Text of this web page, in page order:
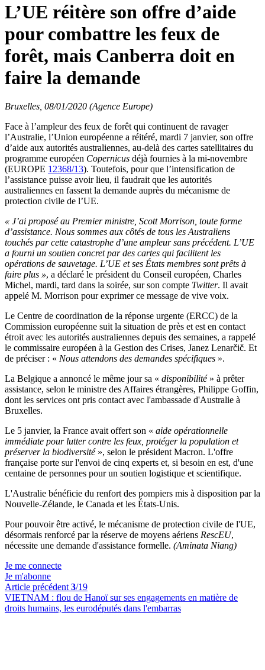
L’UE réitère son offre d’aide
pour combattre les feux de
forêt, mais Canberra doit en
faire la demande
Bruxelles, 08/01/2020 (Agence Europe)
Face à l’ampleur des feux de forêt qui continuent de ravager
l’Australie, l’Union européenne a réitéré, mardi 7 janvier, son offre
d’aide aux autorités australiennes, au-delà des cartes satellitaires du
programme européen Copernicus déjà fournies à la mi-novembre
(EUROPE 12368/13). Toutefois, pour que l’intensification de
l’assistance puisse avoir lieu, il faudrait que les autorités
australiennes en fassent la demande auprès du mécanisme de
protection civile de l’UE.
« J’ai proposé au Premier ministre, Scott Morrison, toute forme
d’assistance. Nous sommes aux côtés de tous les Australiens
touchés par cette catastrophe d’une ampleur sans précédent. L’UE
a fourni un soutien concret par des cartes qui facilitent les
opérations de sauvetage. L’UE et ses États membres sont prêts à
faire plus », a déclaré le président du Conseil européen, Charles
Michel, mardi, tard dans la soirée, sur son compte Twitter. Il avait
appelé M. Morrison pour exprimer ce message de vive voix.
Le Centre de coordination de la réponse urgente (ERCC) de la
Commission européenne suit la situation de près et est en contact
étroit avec les autorités australiennes depuis des semaines, a rappelé
le commissaire européen à la Gestion des Crises, Janez Lenarčič. Et
de préciser : « Nous attendons des demandes spécifiques ».
La Belgique a annoncé le même jour sa « disponibilité » à prêter
assistance, selon le ministre des Affaires étrangères, Philippe Goffin,
dont les services ont pris contact avec l'ambassade d'Australie à
Bruxelles.
Le 5 janvier, la France avait offert son « aide opérationnelle
immédiate pour lutter contre les feux, protéger la population et
préserver la biodiversité », selon le président Macron. L'offre
française porte sur l'envoi de cinq experts et, si besoin en est, d'une
centaine de personnes pour un soutien logistique et scientifique.
L'Australie bénéficie du renfort des pompiers mis à disposition par la
Nouvelle-Zélande, le Canada et les États-Unis.
Pour pouvoir être activé, le mécanisme de protection civile de l'UE,
désormais renforcé par la réserve de moyens aériens RescEU,
nécessite une demande d'assistance formelle. (Aminata Niang)
Je me connecte
Je m'abonne
Article précédent 3/19
VIETNAM : flou de Hanoï sur ses engagements en matière de
droits humains, les eurodéputés dans l'embarras